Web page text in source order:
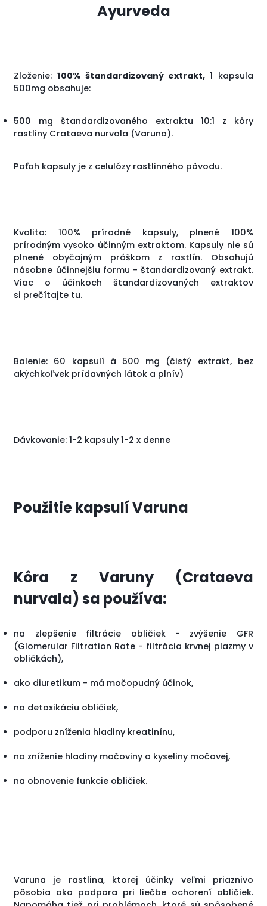
Ayurveda
Zloženie: 100% štandardizovaný extrakt,1 kapsula
500mg obsahuje:
500 mg štandardizovaného extraktu 10:1 z kôry
rastliny Crataeva nurvala (Varuna).
Poťah kapsuly je z celulózy rastlinného pôvodu.
Kvalita: 100% prírodné kapsuly, plnené 100%
prírodným vysoko účinným extraktom. Kapsuly nie sú
plnené obyčajným práškom z rastlín. Obsahujú
násobne účinnejšiu formu - štandardizovaný extrakt.
Viac o účinkoch štandardizovaných extraktov
si prečítajte tu.
Balenie: 60 kapsulí á 500 mg (čistý extrakt, bez
akýchkoľvek prídavných látok a plnív)
Dávkovanie: 1-2 kapsuly 1-2 x denne
Použitie kapsulí Varuna
Kôra z Varuny (Crataeva
nurvala) sa používa:
na zlepšenie filtrácie obličiek - zvýšenie GFR
(Glomerular Filtration Rate - filtrácia krvnej plazmy v
obličkách),
ako diuretikum - má močopudný účinok,
na detoxikáciu obličiek,
podporu zníženia hladiny kreatinínu,
na zníženie hladiny močoviny a kyseliny močovej,
na obnovenie funkcie obličiek.
Varuna je rastlina, ktorej účinky veľmi priaznivo
pôsobia ako podpora pri liečbe ochorení obličiek.